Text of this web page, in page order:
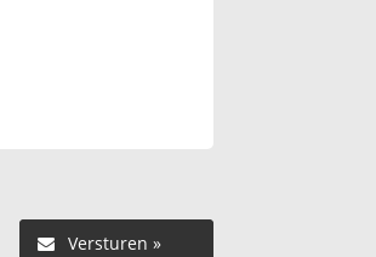
Versturen »